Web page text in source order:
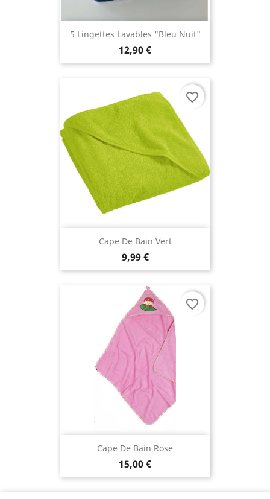
5 Lingettes Lavables "Bleu Nuit"
12,90 €
Cape De Bain Vert
9,99 €
favorite_border
Cape De Bain Rose
15,00 €
favorite_border